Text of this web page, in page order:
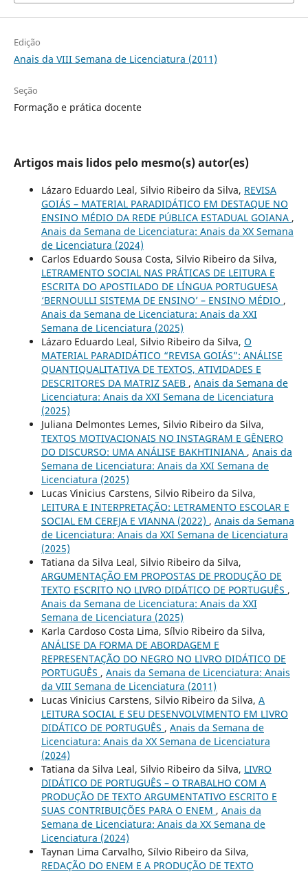
Edição
Anais da VIII Semana de Licenciatura (2011)
Seção
Formação e prática docente
Artigos mais lidos pelo mesmo(s) autor(es)
Lázaro Eduardo Leal, Silvio Ribeiro da Silva, REVISA
GOIÁS – MATERIAL PARADIDÁTICO EM DESTAQUE NO
ENSINO MÉDIO DA REDE PÚBLICA ESTADUAL GOIANA ,
Anais da Semana de Licenciatura: Anais da XX Semana
de Licenciatura (2024)
Carlos Eduardo Sousa Costa, Silvio Ribeiro da Silva,
LETRAMENTO SOCIAL NAS PRÁTICAS DE LEITURA E
ESCRITA DO APOSTILADO DE LÍNGUA PORTUGUESA
‘BERNOULLI SISTEMA DE ENSINO’ – ENSINO MÉDIO ,
Anais da Semana de Licenciatura: Anais da XXI
Semana de Licenciatura (2025)
Lázaro Eduardo Leal, Silvio Ribeiro da Silva, O
MATERIAL PARADIDÁTICO “REVISA GOIÁS”: ANÁLISE
QUANTIQUALITATIVA DE TEXTOS, ATIVIDADES E
DESCRITORES DA MATRIZ SAEB , Anais da Semana de
Licenciatura: Anais da XXI Semana de Licenciatura
(2025)
Juliana Delmontes Lemes, Silvio Ribeiro da Silva,
TEXTOS MOTIVACIONAIS NO INSTAGRAM E GÊNERO
DO DISCURSO: UMA ANÁLISE BAKHTINIANA , Anais da
Semana de Licenciatura: Anais da XXI Semana de
Licenciatura (2025)
Lucas Vinicius Carstens, Silvio Ribeiro da Silva,
LEITURA E INTERPRETAÇÃO: LETRAMENTO ESCOLAR E
SOCIAL EM CEREJA E VIANNA (2022) , Anais da Semana
de Licenciatura: Anais da XXI Semana de Licenciatura
(2025)
Tatiana da Silva Leal, Silvio Ribeiro da Silva,
ARGUMENTAÇÃO EM PROPOSTAS DE PRODUÇÃO DE
TEXTO ESCRITO NO LIVRO DIDÁTICO DE PORTUGUÊS ,
Anais da Semana de Licenciatura: Anais da XXI
Semana de Licenciatura (2025)
Karla Cardoso Costa Lima, Sílvio Ribeiro da Silva,
ANÁLISE DA FORMA DE ABORDAGEM E
REPRESENTAÇÃO DO NEGRO NO LIVRO DIDÁTICO DE
PORTUGUÊS , Anais da Semana de Licenciatura: Anais
da VIII Semana de Licenciatura (2011)
Lucas Vinicius Carstens, Silvio Ribeiro da Silva, A
LEITURA SOCIAL E SEU DESENVOLVIMENTO EM LIVRO
DIDÁTICO DE PORTUGUÊS , Anais da Semana de
Licenciatura: Anais da XX Semana de Licenciatura
(2024)
Tatiana da Silva Leal, Silvio Ribeiro da Silva, LIVRO
DIDÁTICO DE PORTUGUÊS – O TRABALHO COM A
PRODUÇÃO DE TEXTO ARGUMENTATIVO ESCRITO E
SUAS CONTRIBUIÇÕES PARA O ENEM , Anais da
Semana de Licenciatura: Anais da XX Semana de
Licenciatura (2024)
Taynan Lima Carvalho, Sílvio Ribeiro da Silva,
REDAÇÃO DO ENEM E A PRODUÇÃO DE TEXTO